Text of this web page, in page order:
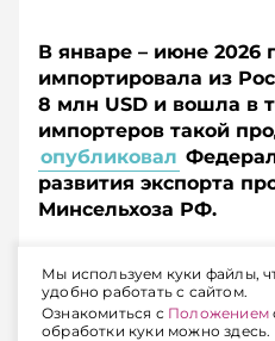
В январе – июне 2026
импортировала из
8 млн USD и вошла в
импортеров такой
опубликовал
развития экспорта
Минсельхоза РФ.
Подписывайтесь на
Главное об экономике
новостях
Telegram
Мы используем куки файлы,
удобно работать с сайтом.
Ознакомиться с Положением
обработки куки можно здесь.